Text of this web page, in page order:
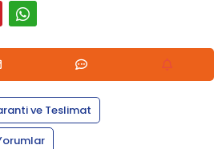
ve Teslimat